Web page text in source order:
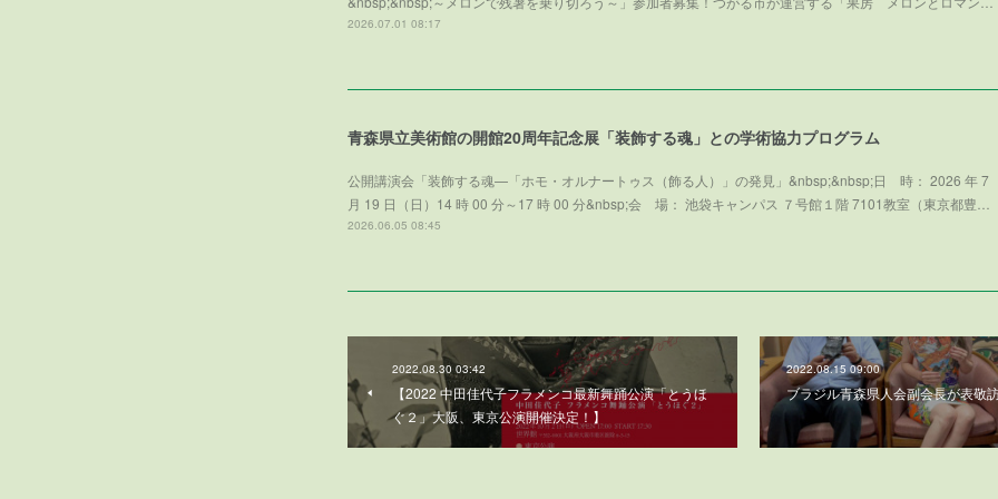
2026.07.01 08:17
青森県立美術館の開館20周年記念展「装飾する魂」との学術協力プログラム
公開講演会「装飾する魂—「ホモ・オルナートゥス（飾る人）」の発見」&nbsp;&nbsp;日 時： 2026 年 7
月 19 日（日）14 時 00 分～17 時 00 分&nbsp;会 場： 池袋キャンパス ７号館１階 7101教室（東京都豊…
2026.06.05 08:45
2022.08.30 03:42
【2022 中田佳代子フラメンコ最新舞踊公演「とうほ
ぐ２」大阪、東京公演開催決定！】
2022.08.15 09:00
ブラジル青森県人会副会長が表敬